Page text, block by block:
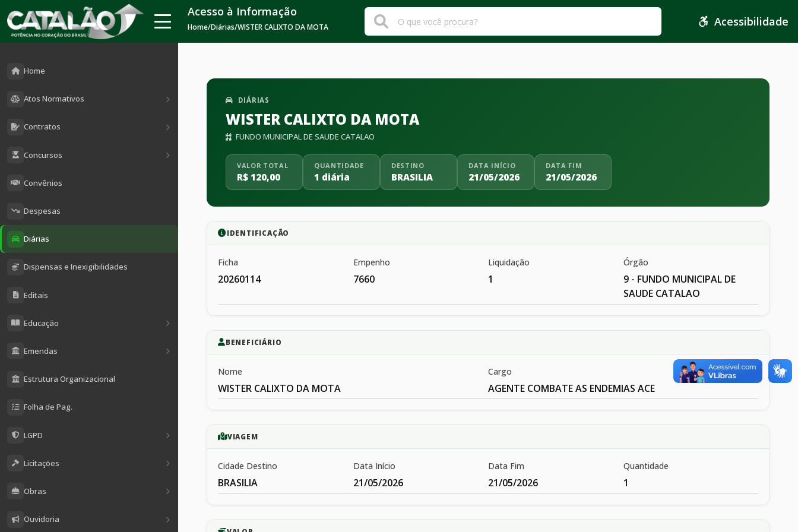
Home
Atos Normativos
Contratos
Concursos
Convênios
Despesas
Diárias
Dispensas e Inexigibilidades
Editais
Educação
Emendas
Estrutura Organizacional
Folha de Pag.
LGPD
Licitações
Obras
Ouvidoria
Acesso à Informação
Home/Diárias/WISTER CALIXTO DA MOTA Acessibilidade
DIÁRIAS
WISTER CALIXTO DA MOTA
FUNDO MUNICIPAL DE SAUDE CATALAO
VALOR TOTAL
R$ 120,00
QUANTIDADE
1 diária
DESTINO
BRASILIA
DATA INÍCIO
21/05/2026
DATA FIM
21/05/2026
IDENTIFICAÇÃO
Ficha
20260114
Empenho
7660
Liquidação
1
Órgão
9 - FUNDO MUNICIPAL DE
SAUDE CATALAO
BENEFICIÁRIO
Nome
WISTER CALIXTO DA MOTA
Cargo
AGENTE COMBATE AS ENDEMIAS ACE
VIAGEM
Cidade Destino
BRASILIA
Data Início
21/05/2026
Data Fim
21/05/2026
Quantidade
1